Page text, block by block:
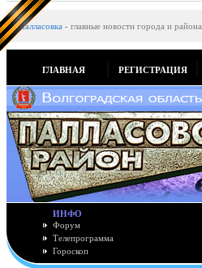
Палласовка - главные новости города и района
ГЛАВНАЯ РЕГИСТРАЦИЯ
ИНФО
Форум
Телепрограмма
Гороскоп